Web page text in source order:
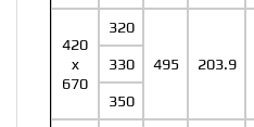
420
x
670
320
495 203.9
330
350